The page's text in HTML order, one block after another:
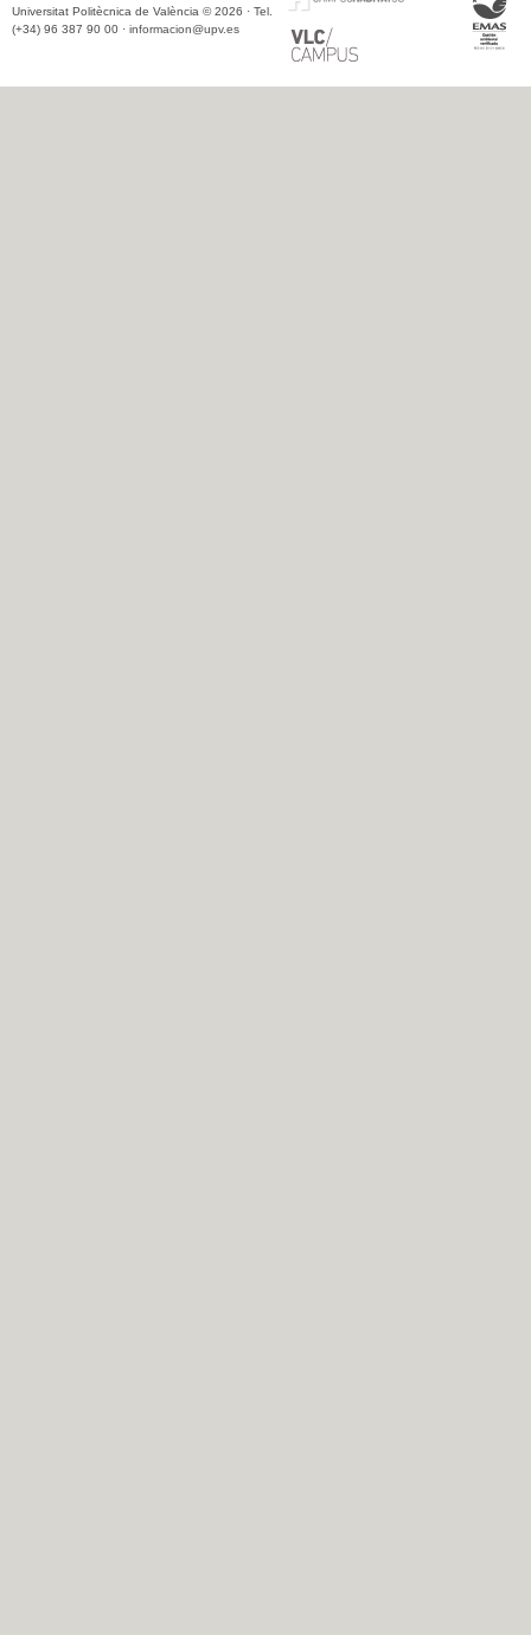
Universitat Politècnica de València © 2026 · Tel.
(+34) 96 387 90 00 · informacion@upv.es